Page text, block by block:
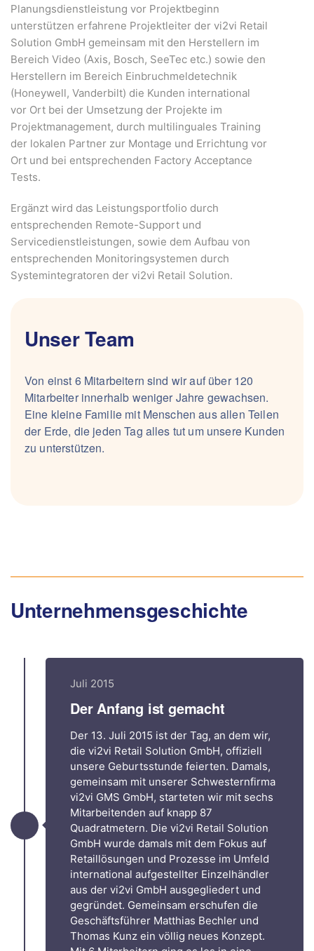
Planungsdienstleistung vor Projektbeginn
unterstützen erfahrene Projektleiter der vi2vi Retail
Solution GmbH gemeinsam mit den Herstellern im
Bereich Video (Axis, Bosch, SeeTec etc.) sowie den
Herstellern im Bereich Einbruchmeldetechnik
(Honeywell, Vanderbilt) die Kunden international
vor Ort bei der Umsetzung der Projekte im
Projektmanagement, durch multilinguales Training
der lokalen Partner zur Montage und Errichtung vor
Ort und bei entsprechenden Factory Acceptance
Tests.
Ergänzt wird das Leistungsportfolio durch
entsprechenden Remote-Support und
Servicedienstleistungen, sowie dem Aufbau von
entsprechenden Monitoringsystemen durch
Systemintegratoren der vi2vi Retail Solution.
Unser Team
Von einst 6 Mitarbeitern sind wir auf über 120
Mitarbeiter innerhalb weniger Jahre gewachsen.
Eine kleine Familie mit Menschen aus allen Teilen
der Erde, die jeden Tag alles tut um unsere Kunden
zu unterstützen.
Unternehmensgeschichte
Juli 2015
Der Anfang ist gemacht
Der 13. Juli 2015 ist der Tag, an dem wir,
die vi2vi Retail Solution GmbH, offiziell
unsere Geburtsstunde feierten. Damals,
gemeinsam mit unserer Schwesternfirma
vi2vi GMS GmbH, starteten wir mit sechs
Mitarbeitenden auf knapp 87
Quadratmetern. Die vi2vi Retail Solution
GmbH wurde damals mit dem Fokus auf
Retaillösungen und Prozesse im Umfeld
international aufgestellter Einzelhändler
aus der vi2vi GmbH ausgegliedert und
gegründet. Gemeinsam erschufen die
Geschäftsführer Matthias Bechler und
Thomas Kunz ein völlig neues Konzept.